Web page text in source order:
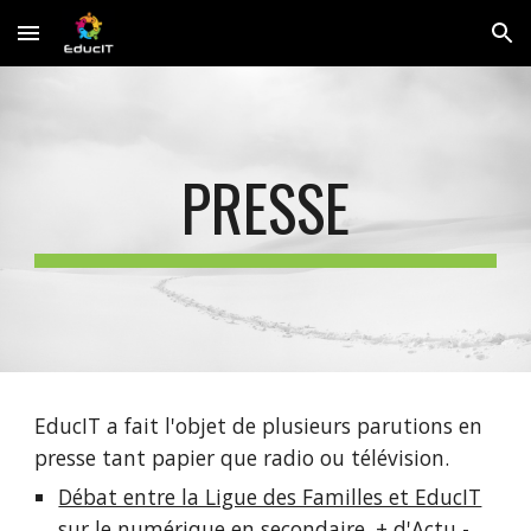
Skip to main content Skip to navigation
PRESSE
EducIT a fait l'objet de plusieurs parutions en
presse tant papier que radio ou télévision.
Débat entre la Ligue des Familles et EducIT